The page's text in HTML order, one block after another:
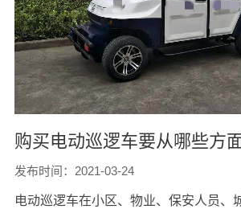
购买电动巡逻车要从哪些方
发布时间：2021-03-24
电动巡逻车在小区、物业、保安人员、